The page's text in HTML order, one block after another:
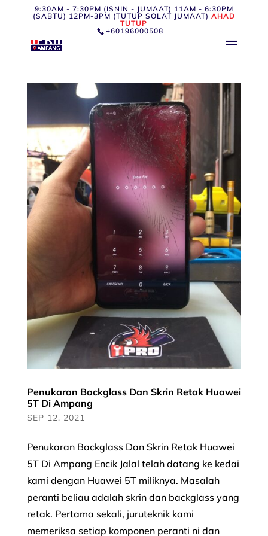
9:30AM - 7:30PM (ISNIN - JUMAAT) 11AM - 6:30PM
(SABTU) 12PM-3PM (TUTUP SOLAT JUMAAT) AHAD
TUTUP
+60196000508
Penukaran Backglass Dan Skrin Retak Huawei
5T Di Ampang
SEP 12, 2021
Penukaran Backglass Dan Skrin Retak Huawei
5T Di Ampang Encik Jalal telah datang ke kedai
kami dengan Huawei 5T miliknya. Masalah
peranti beliau adalah skrin dan backglass yang
retak. Pertama sekali, juruteknik kami
memeriksa setiap komponen peranti ni dan